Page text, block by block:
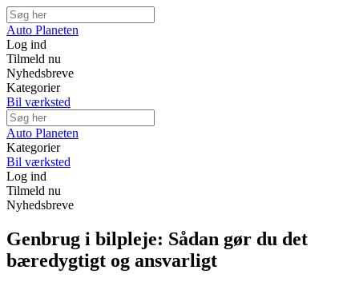
Auto Planeten
Log ind
Tilmeld nu
Nyhedsbreve
Kategorier
Bil værksted
Auto Planeten
Kategorier
Bil værksted
Log ind
Tilmeld nu
Nyhedsbreve
Genbrug i bilpleje: Sådan gør du det
bæredygtigt og ansvarligt